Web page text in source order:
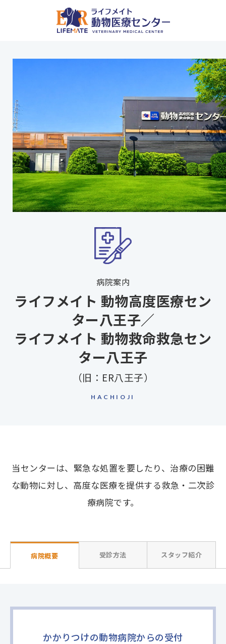
病院案内
ライフメイト 動物高度医療セン
ター八王子／
ライフメイト 動物救命救急セン
ター八王子
（旧：ER八王子）
HACHIOJI
当センターは、緊急な処置を要したり、治療の困難
な動物に対し、高度な医療を提供する救急・二次診
療病院です。
病院概要 受診方法 スタッフ紹介
かかりつけの動物病院からの受付